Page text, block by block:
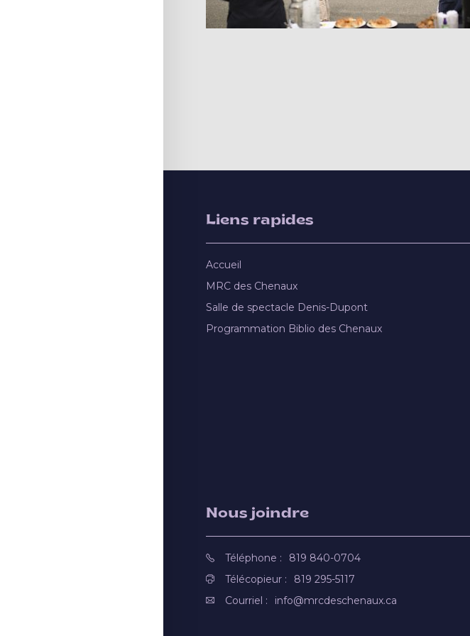
Liens rapides
Accueil
MRC des Chenaux
Salle de spectacle Denis-Dupont
Programmation Biblio des Chenaux
Nous joindre
Téléphone :
819 840-0704
Télécopieur :
819 295-5117
Courriel :
info@mrcdeschenaux.ca